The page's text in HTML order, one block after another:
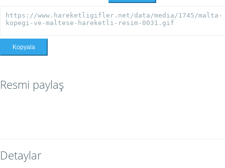
Kopyala
Resmi paylaş
Detaylar